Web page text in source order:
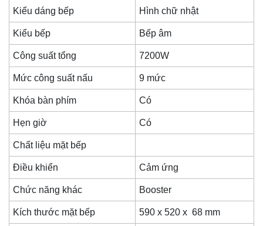
Kiểu dáng bếp Hình chữ nhật
Kiểu bếp Bếp âm
Công suất tổng 7200W
Mức công suất nấu 9 mức
Khóa bàn phím Có
Hẹn giờ Có
Chất liệu mặt bếp
Điều khiển Cảm ứng
Chức năng khác Booster
Kích thước mặt bếp 590 x 520 x 68 mm